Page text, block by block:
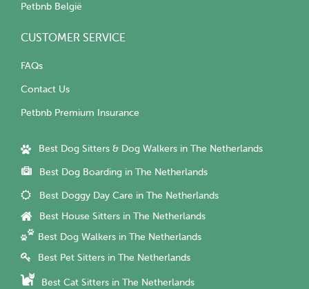
Petbnb België
CUSTOMER SERVICE
FAQs
Contact Us
Petbnb Premium Insurance
Best Dog Sitters & Dog Walkers in The Netherlands
Best Dog Boarding in The Netherlands
Best Doggy Day Care in The Netherlands
Best House Sitters in The Netherlands
Best Dog Walkers in The Netherlands
Best Pet Sitters in The Netherlands
Best Cat Sitters in The Netherlands